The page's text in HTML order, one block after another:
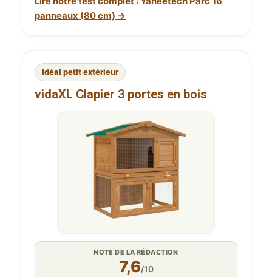
panneaux (80 cm) →
Idéal petit extérieur
vidaXL Clapier 3 portes en bois
NOTE DE LA RÉDACTION
7,6/10